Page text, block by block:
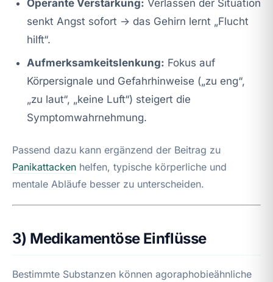
Operante Verstärkung: Verlassen der Situation
senkt Angst sofort → das Gehirn lernt „Flucht
hilft“.
Aufmerksamkeitslenkung: Fokus auf
Körpersignale und Gefahrhinweise („zu eng“,
„zu laut“, „keine Luft“) steigert die
Symptomwahrnehmung.
Passend dazu kann ergänzend der Beitrag zu
Panikattacken helfen, typische körperliche und
mentale Abläufe besser zu unterscheiden.
3) Medikamentöse Einflüsse
Bestimmte Substanzen können agoraphobieähnliche